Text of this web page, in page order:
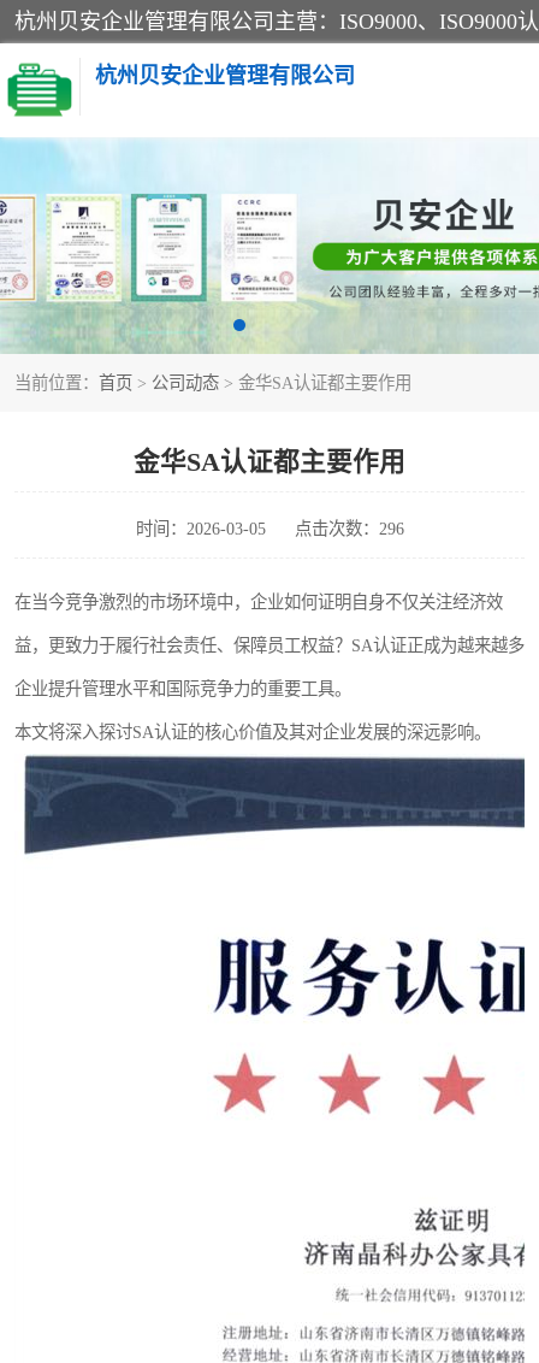
杭州贝安企业管理有限公司
当前位置： 首页 > 公司动态 > 金华SA认证都主要作用
金华SA认证都主要作用
时间：2026-03-05 点击次数：296
在当今竞争激烈的市场环境中，企业如何证明自身不仅关注经济效
益，更致力于履行社会责任、保障员工权益？SA认证正成为越来越多
企业提升管理水平和国际竞争力的重要工具。
本文将深入探讨SA认证的核心价值及其对企业发展的深远影响。
CE认证
SA认证
OHSAS18001认证
45001认证